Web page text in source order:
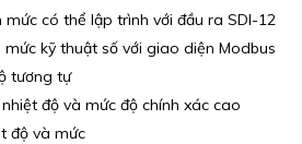
mức có thể lập trình với đầu ra SDI-12
mức kỹ thuật số với giao diện Modbus
tương tự
độ và mức độ chính xác cao
độ và mức